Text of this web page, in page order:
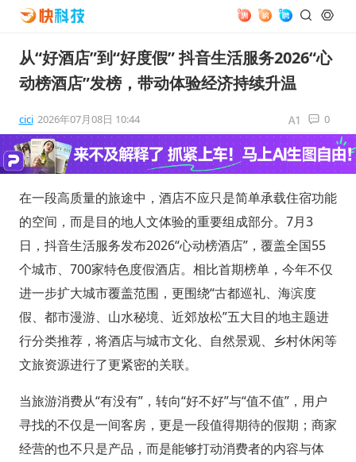
从“好酒店”到“好度假” 抖音生活服务2026“心
动榜酒店”发榜，带动体验经济持续升温
cici 2026年07月08日 10:44 0
在一段高质量的旅途中，酒店不应只是简单承载住宿功能
的空间，而是目的地人文体验的重要组成部分。7月3
日，抖音生活服务发布2026“心动榜酒店”，覆盖全国55
个城市、700家特色度假酒店。相比首期榜单，今年不仅
进一步扩大城市覆盖范围，更围绕“古都巡礼、海滨度
假、都市漫游、山水秘境、近郊放松”五大目的地主题进
行分类推荐，将酒店与城市文化、自然景观、乡村休闲等
文旅资源进行了更紧密的关联。
当旅游消费从“有没有”，转向“好不好”与“值不值”，用户
寻找的不仅是一间客房，更是一段值得期待的假期；商家
经营的也不只是产品，而是能够打动消费者的内容与体